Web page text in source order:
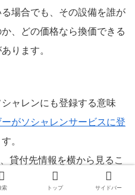
場合でも、その設備を誰が
、どの価格なら換価できる
ります。
ャレンにも登録する意味
がソシャレンサービスに登
。
貸付先情報を横から見るこ
では拾いにくい判断材料が
索 トップ サイドバー